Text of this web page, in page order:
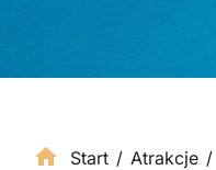
Start / Atrakcje /